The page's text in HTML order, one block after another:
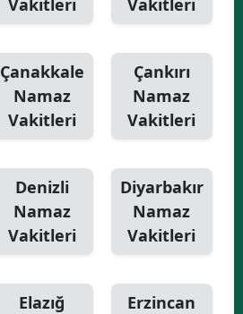
Çanakkale
Namaz
Vakitleri
Çankırı
Namaz
Vakitleri
Denizli
Namaz
Vakitleri
Diyarbakır
Namaz
Vakitleri
Elazığ
Erzincan